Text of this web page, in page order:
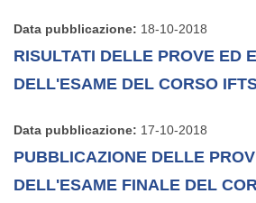
Data pubblicazione: 18-10-2018
RISULTATI DELLE PROVE ED
DELL'ESAME DEL CORSO
Data pubblicazione: 17-10-2018
PUBBLICAZIONE DELLE
DELL'ESAME FINALE DEL